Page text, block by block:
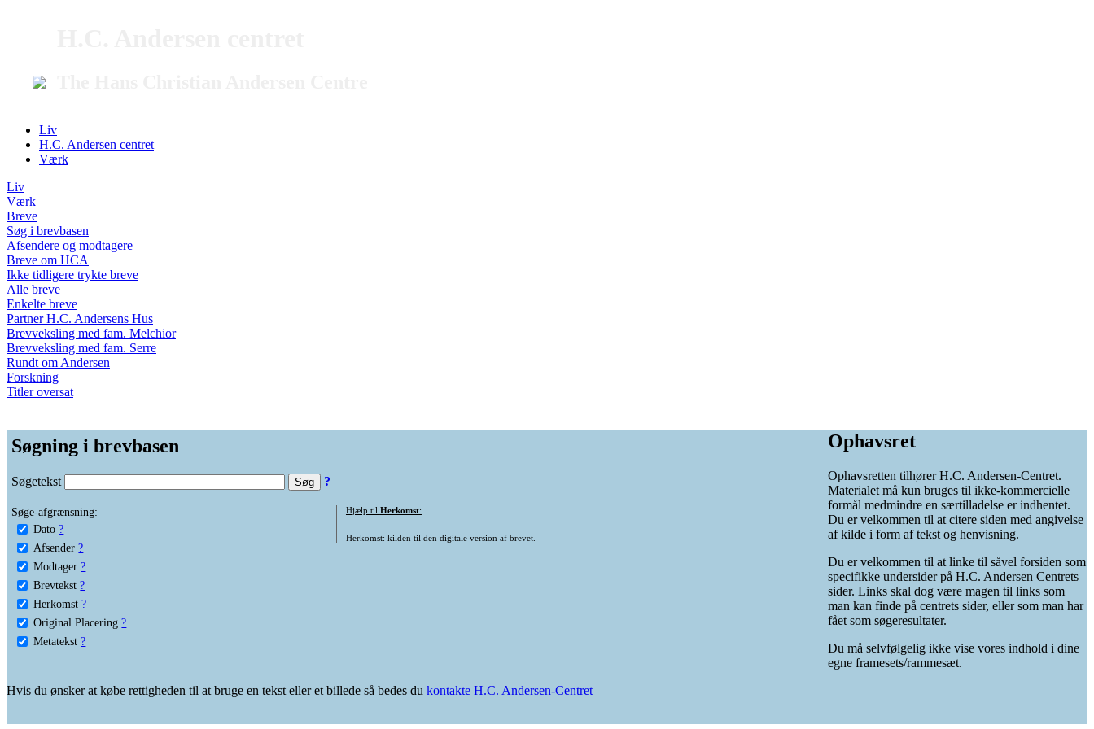
Liv
H.C. Andersen centret
Værk
Liv
Værk
Breve
Søg i brevbasen
Afsendere og modtagere
Breve om HCA
Ikke tidligere trykte breve
Alle breve
Enkelte breve
Partner H.C. Andersens Hus
Brevveksling med fam. Melchior
Brevveksling med fam. Serre
Rundt om Andersen
Forskning
Titler oversat
Søgning i brevbasen
Søgetekst ?
Søge-afgrænsning:
Dato ?
Afsender ?
Modtager ?
Brevtekst ?
Herkomst ?
Original Placering ?
Metatekst ?
Hjælp til Herkomst:
Herkomst: kilden til den digitale version af brevet.
Ophavsret
Ophavsretten tilhører H.C. Andersen-Centret.
Materialet må kun bruges til ikke-kommercielle
formål medmindre en særtilladelse er indhentet.
Du er velkommen til at citere siden med angivelse
af kilde i form af tekst og henvisning.
Du er velkommen til at linke til såvel forsiden som
specifikke undersider på H.C. Andersen Centrets
sider. Links skal dog være magen til links som
man kan finde på centrets sider, eller som man har
fået som søgeresultater.
Du må selvfølgelig ikke vise vores indhold i dine
egne framesets/rammesæt.
Hvis du ønsker at købe rettigheden til at bruge en tekst eller et billede så bedes du kontakte H.C. Andersen-Centret